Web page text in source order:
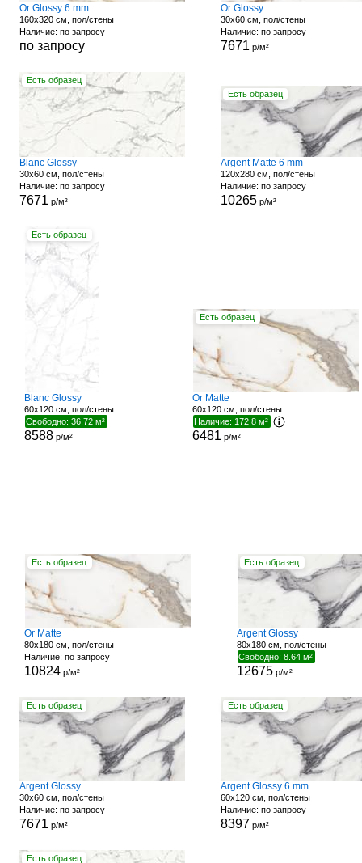
Or Glossy 6 mm
160x320 см, пол/стены
Наличие: по запросу
по запросу
Or Glossy
30x60 см, пол/стены
Наличие: по запросу
7671 р/м²
Есть образец
Blanc Glossy
30x60 см, пол/стены
Наличие: по запросу
7671 р/м²
Есть образец
Argent Matte 6 mm
120x280 см, пол/стены
Наличие: по запросу
10265р/м²
Есть образец
Blanc Glossy
60x120 см, пол/стены
Свободно: 36.72 м²
8588 р/м²
Есть образец
Or Matte
60x120 см, пол/стены
Наличие: 172.8 м²
6481 р/м²
Есть образец
Or Matte
80x180 см, пол/стены
Наличие: по запросу
10824 р/м²
Есть образец
Argent Glossy
80x180 см, пол/стены
Свободно: 8.64 м²
12675 р/м²
Есть образец
Argent Glossy
30x60 см, пол/стены
Наличие: по запросу
7671 р/м²
Есть образец
Argent Glossy 6 mm
60x120 см, пол/стены
Наличие: по запросу
8397 р/м²
Есть образец